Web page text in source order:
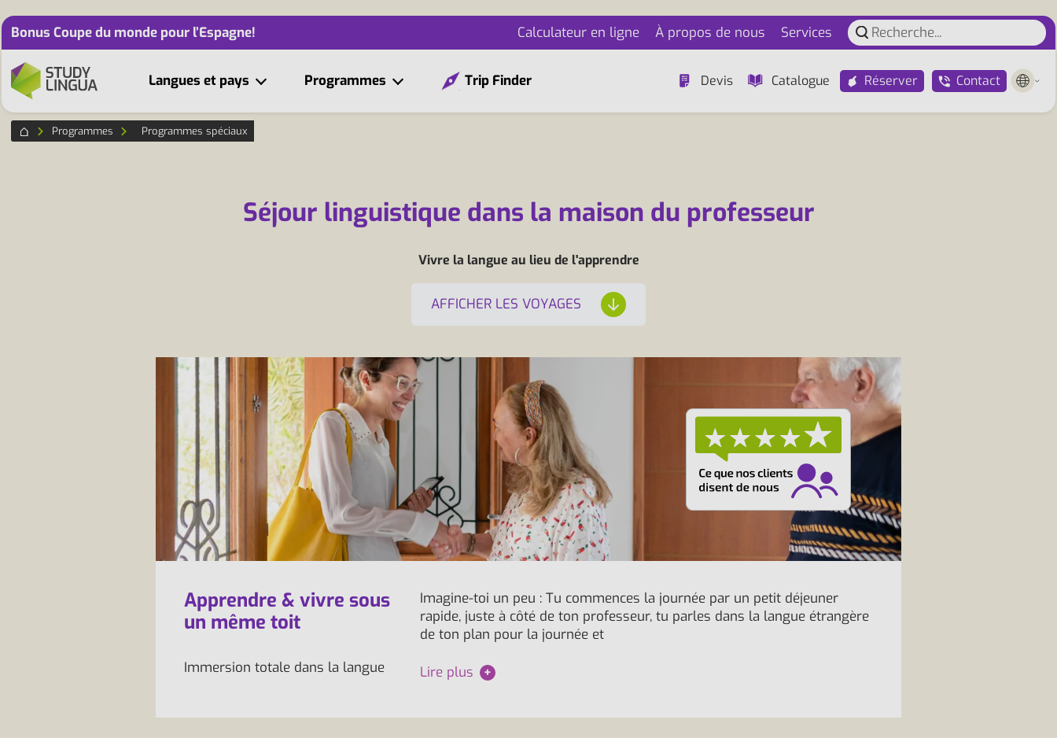
Bonus Coupe du monde pour l’Espagne! Calculateur en ligne À propos de nous Services
Langues et pays Programmes Trip Finder Devis Catalogue Réserver Contact
Programmes Programmes spéciaux
Séjour linguistique dans la maison du professeur
Vivre la langue au lieu de l'apprendre
AFFICHER LES VOYAGES
Apprendre & vivre sous
un même toit
Immersion totale dans la langue
Imagine-toi un peu : Tu commences la journée par un petit déjeuner
rapide, juste à côté de ton professeur, tu parles dans la langue étrangère
de ton plan pour la journée et
Lire plus +